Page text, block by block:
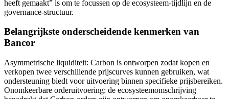
heeft gemaakt” is om te focussen op de ecosysteem-tijdlijn en de
governance-structuur.
Belangrijkste onderscheidende kenmerken van
Bancor
Asymmetrische liquiditeit: Carbon is ontworpen zodat kopen en
verkopen twee verschillende prijscurves kunnen gebruiken, wat
ondersteuning biedt voor uitvoering binnen specifieke prijsbereiken.
Onomkeerbare orderuitvoering: de ecosysteemomschrijving